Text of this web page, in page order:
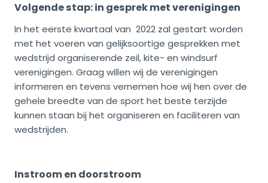
Volgende stap: in gesprek met verenigingen
In het eerste kwartaal van 2022 zal gestart worden
met het voeren van gelijksoortige gesprekken met
wedstrijd organiserende zeil, kite- en windsurf
verenigingen. Graag willen wij de verenigingen
informeren en tevens vernemen hoe wij hen over de
gehele breedte van de sport het beste terzijde
kunnen staan bij het organiseren en faciliteren van
wedstrijden.
Instroom en doorstroom